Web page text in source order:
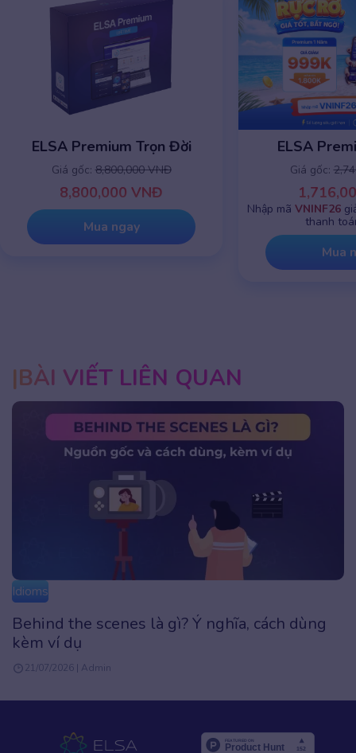
ELSA Premium Trọn Đời
Giá gốc: 8,800,000 VNĐ
8,800,000 VNĐ
Mua ngay
ELSA
Giá gốc:
Nhập mã VNINF26
thanh
Mua
BÀI VIẾT LIÊN QUAN
Idioms
Behind the scenes là gì? Ý nghĩa, cách dùng
kèm ví dụ
21/07/2026 | Admin